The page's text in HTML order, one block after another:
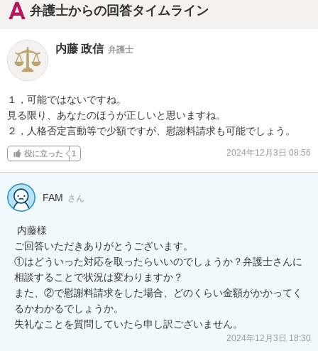
弁護士からの回答タイムライン
内藤 政信 弁護士
１，可能ではないですね。
見る限り、あなたのほうが正しいと思いますね。
２，人格否定言動等で少額ですが、慰謝料請求も可能でしょう。
役に立った 1 2024年12月3日 08:56
FAM さん
ご回答いただきありがとうございます。
①はどういった対応を取ったらいいのでしょうか？弁護士さんに
相談することで状況は変わりますか？
また、②で慰謝料請求をした場合、どのくらい金額がかかってく
るかわかるでしょうか。
失礼なことを質問していたら申し訳ございません。
2024年12月3日 18:30